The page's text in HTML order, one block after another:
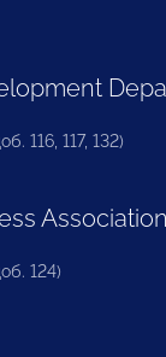
116, 117, 132)
Association
124)